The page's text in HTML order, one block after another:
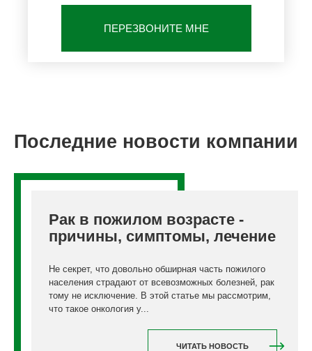
ПЕРЕЗВОНИТЕ МНЕ
Последние новости компании
Рак в пожилом возрасте -
причины, симптомы, лечение
Не секрет, что довольно обширная часть пожилого
населения страдают от всевозможных болезней, рак
тому не исключение. В этой статье мы рассмотрим,
что такое онкология у...
ЧИТАТЬ НОВОСТЬ